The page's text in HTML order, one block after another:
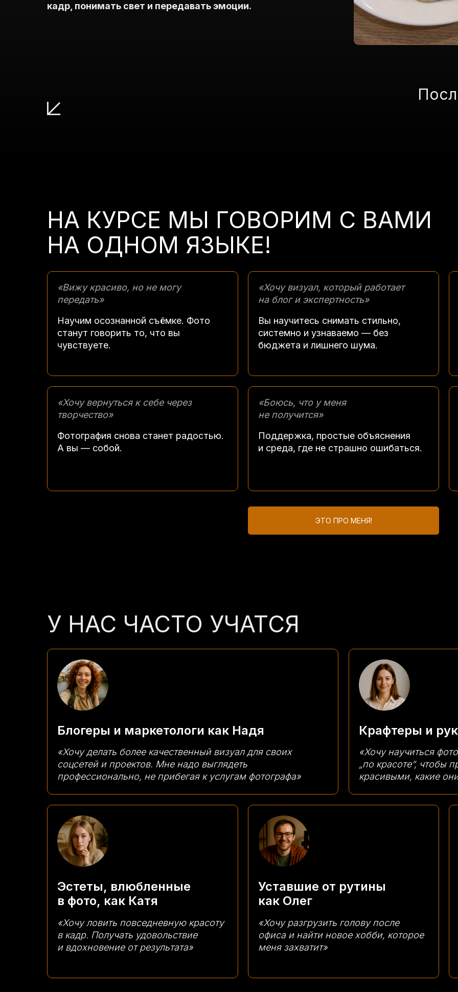
кадр, понимать свет и передавать эмоции.
НА КУРСЕ МЫ ГОВОРИМ С ВАМИ
НА ОДНОМ ЯЗЫКЕ!
Поддержка, простые объяснения
и среда, где не страшно ошибаться.
«Боюсь, что у меня
не получится»
Фотография снова станет радостью.
А вы — собой.
«Хочу вернуться к себе через
творчество»
Вы научитесь снимать стильно,
системно и узнаваемо — без
бюджета и лишнего шума.
«Хочу визуал, который работает
на блог и экспертность»
ЭТО ПРО МЕНЯ!
Научим осознанной съёмке. Фото
станут говорить то, что вы
чувствуете.
«Вижу красиво, но не могу
передать»
У НАС ЧАСТО УЧАТСЯ
«Хочу научиться
„по красоте“, чтобы
красивыми, какие
Крафтеры и
«Хочу ловить повседневную красоту
в кадр. Получать удовольствие
и вдохновение от результата»
Эстеты, влюбленные
в фото, как Катя
«Хочу разгрузить голову после
офиса и найти новое хобби, которое
меня захватит»
Уставшие от рутины
как Олег
Блогеры и маркетологи как Надя
«Хочу делать более качественный визуал для своих
соцсетей и проектов. Мне надо выглядеть
профессионально, не прибегая к услугам фотографа»